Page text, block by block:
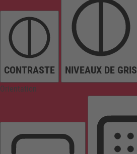
CONTRASTE NIVEAUX DE GRIS
Orientation